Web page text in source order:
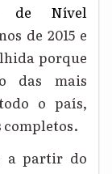
de Nível
de 2015 e
porque
das mais
o país,
completos.
a partir do